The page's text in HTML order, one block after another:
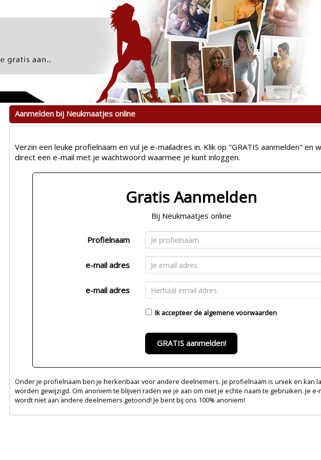
Aanmelden bij Neukmaatjes online
Verzin een leuke profielnaam en vul je e-mailadres in. Klik op "GRATIS aanmelden" en
direct een e-mail met je wachtwoord waarmee je kunt inloggen.
Gratis Aanmelden
Bij Neukmaatjes online
Profielnaam
e-mail adres
e-mail adres
Ik accepteer de algemene voorwaarden
GRATIS aanmelden!
Onder je profielnaam ben je herkenbaar voor andere deelnemers. Je profielnaam is uniek en kan
worden gewijzigd. Om anoniem te blijven raden we je aan om niet je echte naam te gebruiken. Je e-
wordt niet aan andere deelnemers getoond! Je bent bij ons 100% anoniem!